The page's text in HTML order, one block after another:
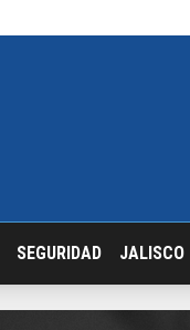
SEGURIDAD JALISCO